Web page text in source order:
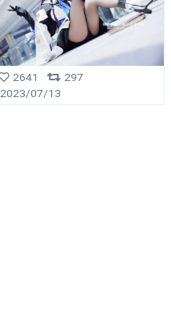
2641
297
2023/07/13